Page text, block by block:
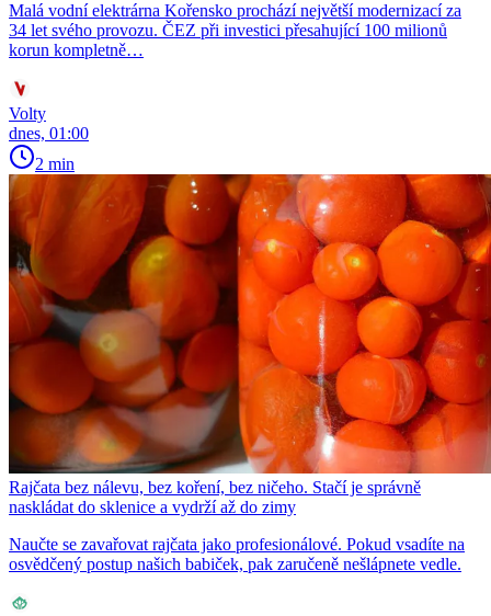
Malá vodní elektrárna Kořensko prochází největší modernizací za
34 let svého provozu. ČEZ při investici přesahující 100 milionů
korun kompletně…
Volty
dnes, 01:00
2 min
Rajčata bez nálevu, bez koření, bez ničeho. Stačí je správně
naskládat do sklenice a vydrží až do zimy
Naučte se zavařovat rajčata jako profesionálové. Pokud vsadíte na
osvědčený postup našich babiček, pak zaručeně nešlápnete vedle.